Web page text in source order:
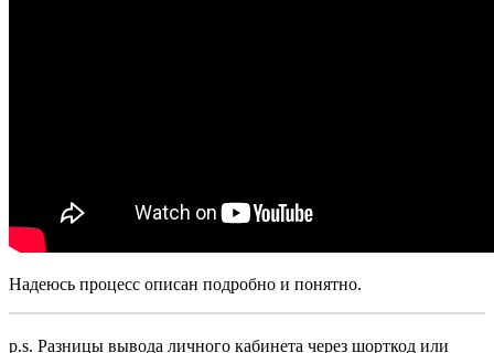
Надеюсь процесс описан подробно и понятно.
p.s. Разницы вывода личного кабинета через шорткод или